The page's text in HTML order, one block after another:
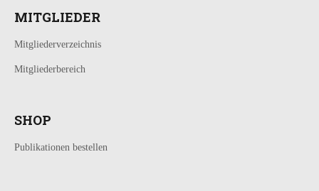
MITGLIEDER
Mitgliederverzeichnis
Mitgliederbereich
SHOP
Publikationen bestellen